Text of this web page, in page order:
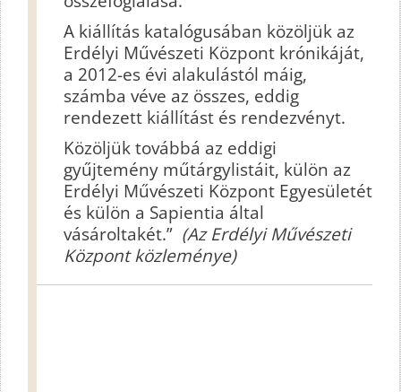
A kiállítás katalógusában közöljük az
Erdélyi Művészeti Központ krónikáját,
a 2012-es évi alakulástól máig,
számba véve az összes, eddig
rendezett kiállítást és rendezvényt.
Közöljük továbbá az eddigi
gyűjtemény műtárgylistáit, külön az
Erdélyi Művészeti Központ Egyesületét
és külön a Sapientia által
vásároltakét.” (Az Erdélyi Művészeti
Központ közleménye)